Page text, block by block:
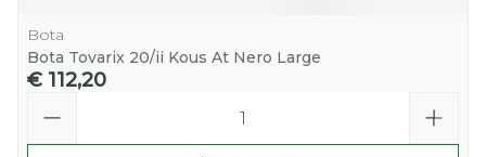
Bota
Bota Tovarix 20/ii Kous At Nero Large
€ 112,20